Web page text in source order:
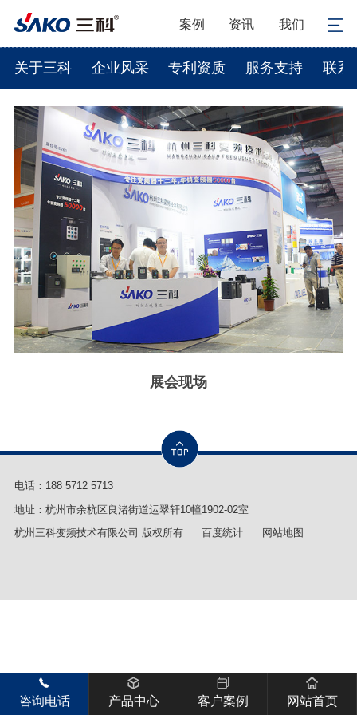
案例 资讯 我们
关于三科 企业风采 专利资质 服务支持 联系
展会现场
电话： 188 5712 5713
地址：杭州市余杭区良渚街道运翠轩10幢1902-02室
杭州三科变频技术有限公司 版权所有
百度统计 网站地图
咨询电话 产品中心 客户案例 网站首页